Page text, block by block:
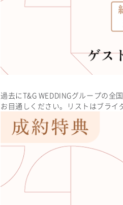
過去にT&G WEDDINGグループの
お目通しください。リストはブライ